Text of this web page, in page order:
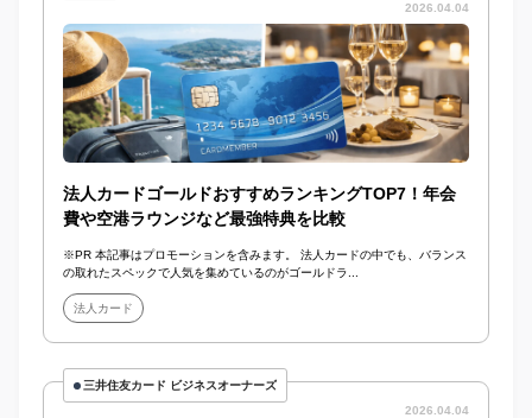
2026.04.04
法人カードゴールドおすすめランキングTOP7！年会
費や空港ラウンジなど最強特典を比較
※PR 本記事はプロモーションを含みます。 法人カードの中でも、バランス
の取れたスペックで人気を集めているのがゴールドラ...
法人カード
三井住友カード ビジネスオーナーズ
2026.04.04